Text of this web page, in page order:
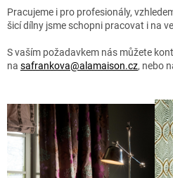
Pracujeme i pro profesionály,
šicí dílny jsme schopni pracovat i na
S vaším požadavkem nás můžete
na safrankova@alamaison.cz, nebo